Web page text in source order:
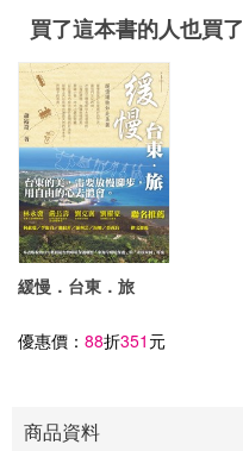
買了這本書的人也買了
緩慢．台東．旅
優惠價： 88折351 元
商品資料